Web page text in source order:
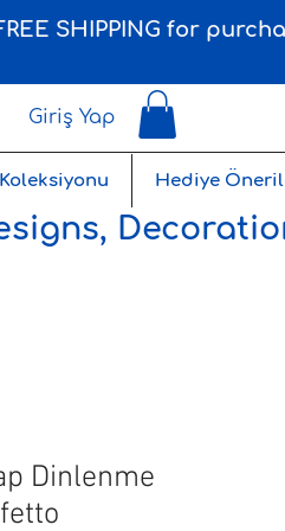
SHIPPING for
Giriş Yap
Hediye
Dinlenme